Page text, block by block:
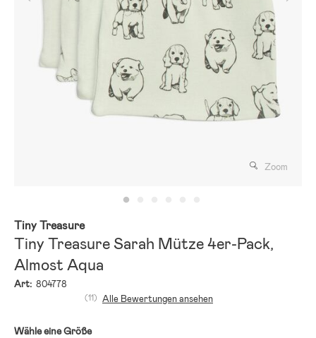
Zoom
Tiny Treasure
Tiny Treasure Sarah Mütze 4er-Pack,
Almost Aqua
Art: 804778
(11) Alle Bewertungen ansehen
Wähle eine Größe